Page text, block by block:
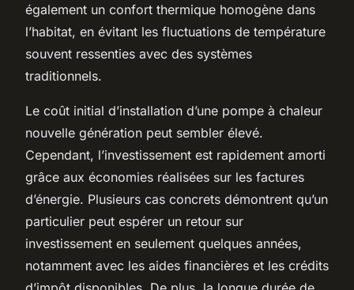
également un confort thermique homogène dans
l’habitat, en évitant les fluctuations de température
souvent ressenties avec des systèmes
traditionnels.
Le coût initial d’installation d’une pompe à chaleur
nouvelle génération peut sembler élevé.
Cependant, l’investissement est rapidement amorti
grâce aux économies réalisées sur les factures
d’énergie. Plusieurs cas concrets démontrent qu’un
particulier peut espérer un retour sur
investissement en seulement quelques années,
notamment avec les aides financières et les crédits